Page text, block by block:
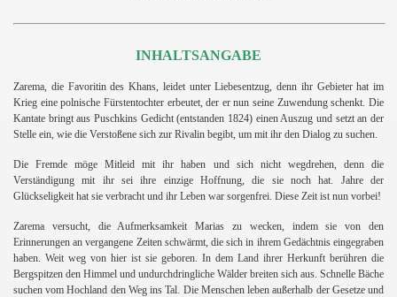
INHALTSANGABE
Zarema, die Favoritin des Khans, leidet unter Liebesentzug, denn ihr Gebieter hat im
Krieg eine polnische Fürstentochter erbeutet, der er nun seine Zuwendung schenkt. Die
Kantate bringt aus Puschkins Gedicht (entstanden 1824) einen Auszug und setzt an der
Stelle ein, wie die Verstoßene sich zur Rivalin begibt, um mit ihr den Dialog zu suchen.
Die Fremde möge Mitleid mit ihr haben und sich nicht wegdrehen, denn die
Verständigung mit ihr sei ihre einzige Hoffnung, die sie noch hat. Jahre der
Glückseligkeit hat sie verbracht und ihr Leben war sorgenfrei. Diese Zeit ist nun vorbei!
Zarema versucht, die Aufmerksamkeit Marias zu wecken, indem sie von den
Erinnerungen an vergangene Zeiten schwärmt, die sich in ihrem Gedächtnis eingegraben
haben. Weit weg von hier ist sie geboren. In dem Land ihrer Herkunft berühren die
Bergspitzen den Himmel und undurchdringliche Wälder breiten sich aus. Schnelle Bäche
suchen vom Hochland den Weg ins Tal. Die Menschen leben außerhalb der Gesetze und